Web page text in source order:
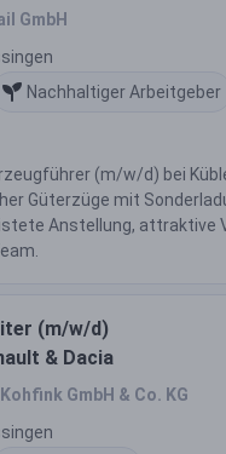
GmbH
Nachhaltiger Arbeitgeber
(m/w/d) bei
Güterzüge mit
Anstellung, attraktive
(m/w/d)
& Dacia
GmbH & Co. KG